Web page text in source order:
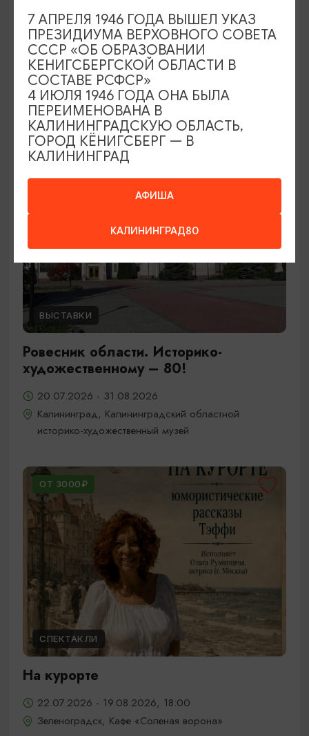
Семейный клуб выходного дня в
Морском выставочном центре
19.07.2026 - 30.08.2026, СБ 12:00, 13:00
Светлогорск, Морской выставочный центр г.
Светлогорск
ВЫСТАВКИ
Ровесник области. Историко-
художественному – 80!
20.07.2026 - 31.08.2026
Калининград, Калининградский областной
историко-художественный музей
ОТ 3000₽
СПЕКТАКЛИ
На курорте
22.07.2026 - 19.08.2026, 18:00
Зеленоградск, Кафе «Соленая ворона»
АФИША
КАЛИНИНГРАД80
7 АПРЕЛЯ 1946 ГОДА ВЫШЕЛ УКАЗ
ПРЕЗИДИУМА ВЕРХОВНОГО СОВЕТА
СССР «ОБ ОБРАЗОВАНИИ
КЕНИГСБЕРГСКОЙ ОБЛАСТИ В
СОСТАВЕ РСФСР»
4 ИЮЛЯ 1946 ГОДА ОНА БЫЛА
ПЕРЕИМЕНОВАНА В
КАЛИНИНГРАДСКУЮ ОБЛАСТЬ,
ГОРОД КЁНИГСБЕРГ — В
КАЛИНИНГРАД